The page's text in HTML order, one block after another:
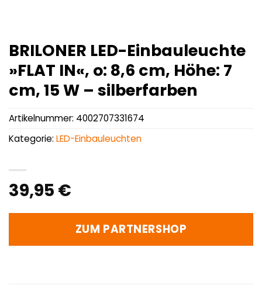
BRILONER LED-Einbauleuchte
»FLAT IN«, o: 8,6 cm, Höhe: 7
cm, 15 W – silberfarben
39,95 €
ZUM PARTNERSHOP
Artikelnummer: 4002707331674
Kategorie: LED-Einbauleuchten